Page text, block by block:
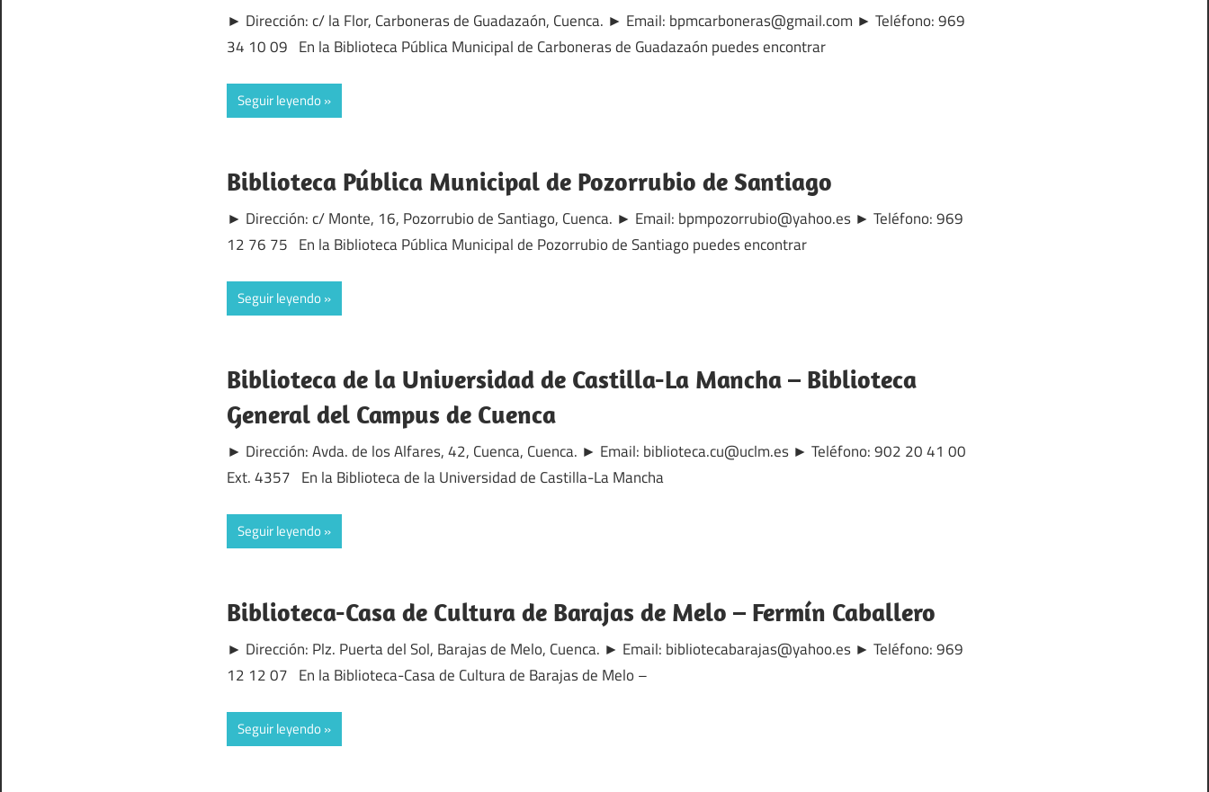
► Dirección: c/ la Flor, Carboneras de Guadazaón, Cuenca. ► Email: bpmcarboneras@gmail.com ► Teléfono: 969
34 10 09 En la Biblioteca Pública Municipal de Carboneras de Guadazaón puedes encontrar
Seguir leyendo
Biblioteca Pública Municipal de Pozorrubio de Santiago
► Dirección: c/ Monte, 16, Pozorrubio de Santiago, Cuenca. ► Email: bpmpozorrubio@yahoo.es ► Teléfono: 969
12 76 75 En la Biblioteca Pública Municipal de Pozorrubio de Santiago puedes encontrar
Seguir leyendo
Biblioteca de la Universidad de Castilla-La Mancha – Biblioteca
General del Campus de Cuenca
► Dirección: Avda. de los Alfares, 42, Cuenca, Cuenca. ► Email: biblioteca.cu@uclm.es ► Teléfono: 902 20 41 00
Ext. 4357 En la Biblioteca de la Universidad de Castilla-La Mancha
Seguir leyendo
Biblioteca-Casa de Cultura de Barajas de Melo – Fermín Caballero
► Dirección: Plz. Puerta del Sol, Barajas de Melo, Cuenca. ► Email: bibliotecabarajas@yahoo.es ► Teléfono: 969
12 12 07 En la Biblioteca-Casa de Cultura de Barajas de Melo –
Seguir leyendo